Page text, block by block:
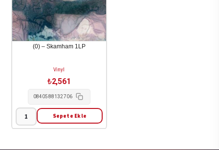
(0) – Skamham 1LP
Vinyl
₺2,561
0840588132706
(0)
Sepete Ekle